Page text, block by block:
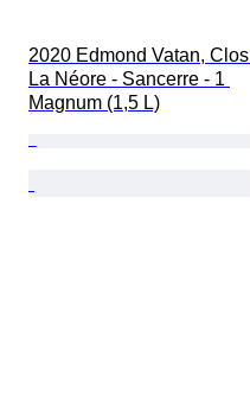
2020 Edmond Vatan, Clos
La Néore - Sancerre - 1
Magnum (1,5 L)